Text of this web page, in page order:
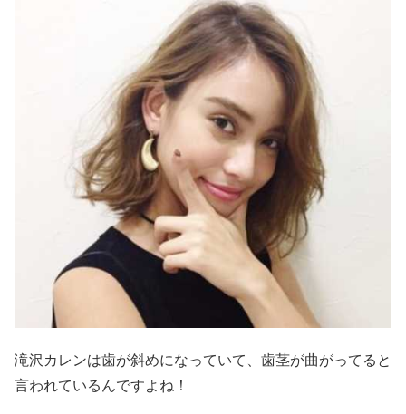
滝沢カレンは歯が斜めになっていて、歯茎が曲がってると
言われているんですよね！